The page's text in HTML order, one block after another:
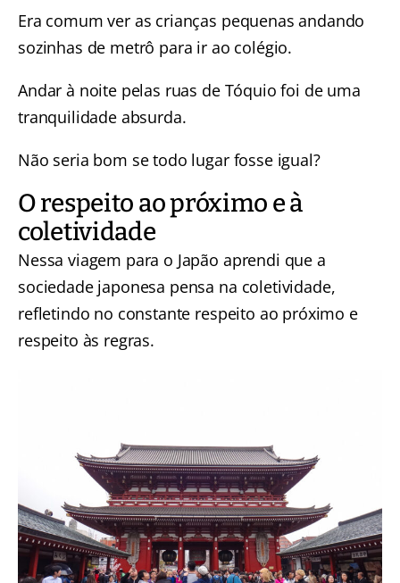
Era comum ver as crianças pequenas andando
sozinhas de metrô para ir ao colégio.
Andar à noite pelas ruas de Tóquio foi de uma
tranquilidade absurda.
Não seria bom se todo lugar fosse igual?
O respeito ao próximo e à
coletividade
Nessa viagem para o Japão aprendi que a
sociedade japonesa pensa na coletividade,
refletindo no constante respeito ao próximo e
respeito às regras.